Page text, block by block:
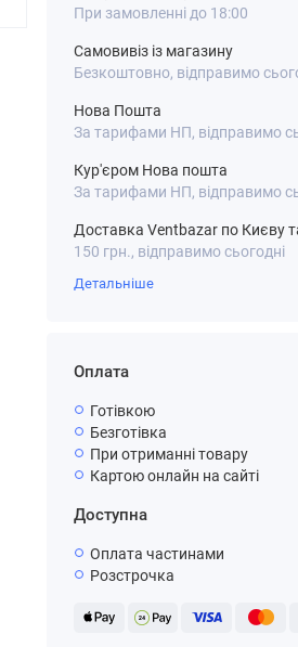
При замовленні до 18:00
Самовивіз із магазину
Безкоштовно, відправимо
Нова Пошта
За тарифами НП, відправимо
Кур'єром Нова пошта
За тарифами НП, відправимо
Доставка Ventbazar по Києву
150 грн., відправимо сьогодні
Детальніше
Оплата
Готівкою
Безготівка
При отриманні товару
Картою онлайн на сайті
Доступна
Оплата частинами
Розстрочка